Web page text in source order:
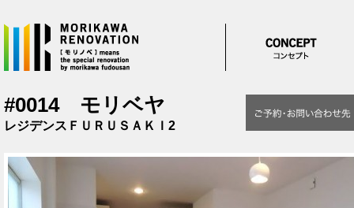
#0014 モリベヤ
レジデンスＦＵＲＵＳＡＫＩ2